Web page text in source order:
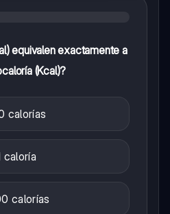
equivalen exactamente a
(Kcal)?
calorías
caloría
calorías